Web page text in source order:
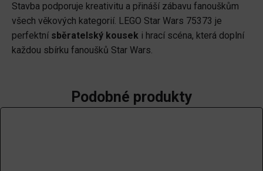
množství
Stavba podporuje kreativitu a přináší zábavu fanouškům
všech věkových kategorií. LEGO Star Wars 75373 je
perfektní sběratelský kousek i hrací scéna, která doplní
každou sbírku fanoušků Star Wars.
Podobné produkty